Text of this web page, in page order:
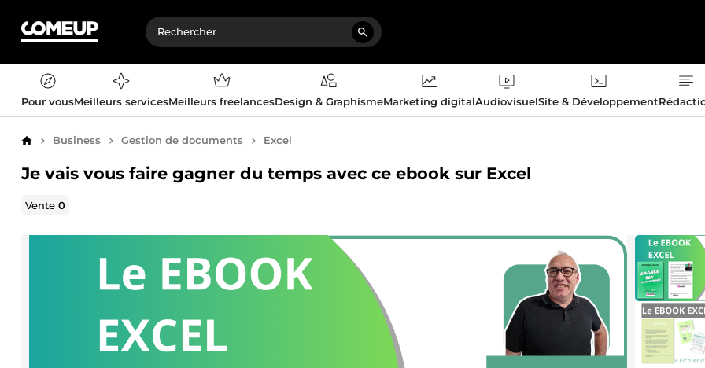
Pour vousMeilleurs servicesMeilleurs freelancesDesign & GraphismeMarketing digitalAudiovisuelSite & Développement
AccueilBusiness Gestion de documents Excel
Je vais vous faire gagner du temps avec ce ebook sur Excel
Vente0